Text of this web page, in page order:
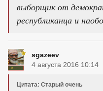
выборщик от
республиканца и
sgazeev
4 августа 2016 10:14
Цитата: Старый очень